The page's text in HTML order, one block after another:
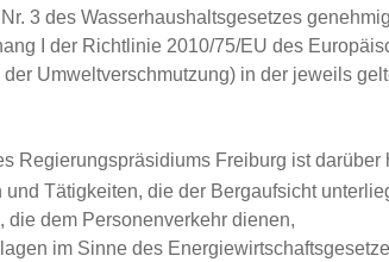
3 des Wasserhaushaltsgesetzes
I der Richtlinie 2010/75/EU des
Umweltverschmutzung) in der jeweils
Regierungspräsidiums Freiburg ist
Tätigkeiten, die der Bergaufsicht
dem Personenverkehr dienen,
im Sinne des